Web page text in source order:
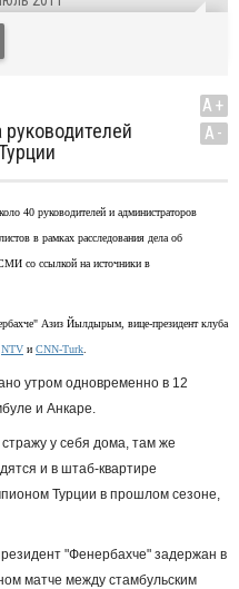
A+
A-
40 руководителей и администраторов
в рамках расследования дела об
со ссылкой на источники в
Азиз Йылдырым, вице-президент клуба
NTV и CNN-Turk
утром одновременно в 12
и Анкаре.
у себя дома, там же
и в штаб-квартире
Турции в прошлом сезоне,
"Фенербахче" задержан в
матче между стамбульским